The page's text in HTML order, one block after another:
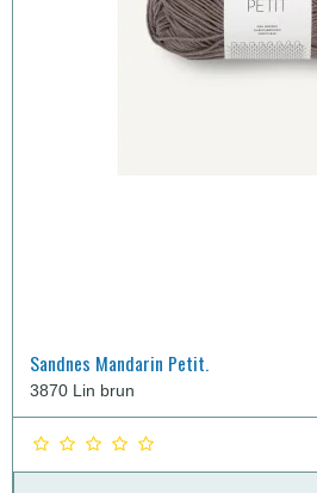
Sandnes Mandarin Petit.
3870 Lin brun